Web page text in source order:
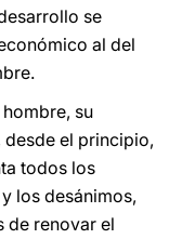
se
al del
su
el principio,
todos los
los desánimos,
de renovar el